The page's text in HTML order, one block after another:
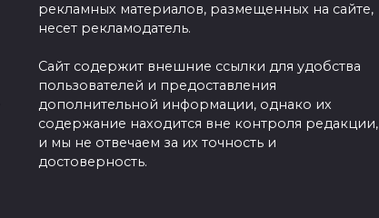
рекламных материалов, размещенных на сайте,
несет рекламодатель.
Сайт содержит внешние ссылки для удобства
пользователей и предоставления
дополнительной информации, однако их
содержание находится вне контроля редакции,
и мы не отвечаем за их точность и
достоверность.